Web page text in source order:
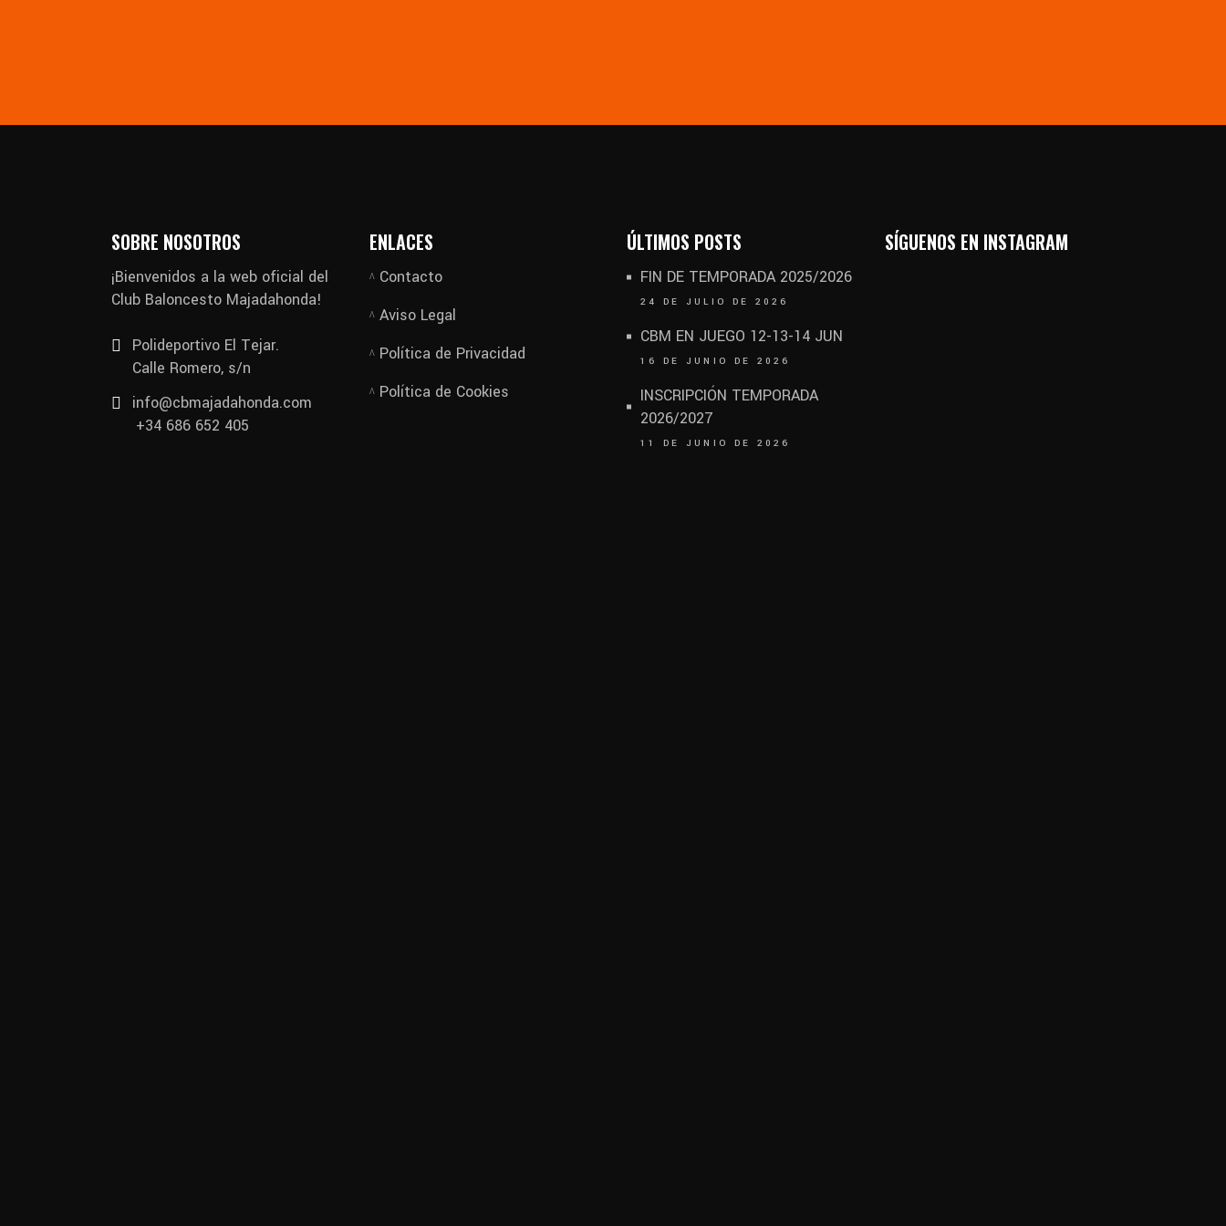
SOBRE NOSOTROS
¡Bienvenidos a la web oficial del
Club Baloncesto Majadahonda!
Polideportivo El Tejar.
Calle Romero, s/n
info@cbmajadahonda.com
+34 686 652 405
ENLACES
Contacto
Aviso Legal
Política de Privacidad
Política de Cookies
ÚLTIMOS POSTS
FIN DE TEMPORADA 2025/2026
24 DE JULIO DE 2026
CBM EN JUEGO 12-13-14 JUN
16 DE JUNIO DE 2026
INSCRIPCIÓN TEMPORADA
2026/2027
11 DE JUNIO DE 2026
SÍGUENOS EN INSTAGRAM